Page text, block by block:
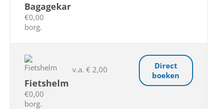
Bagagekar
€0,00
borg.
Fietshelm
€0,00
borg.
v.a. € 2,00
Direct
boeken